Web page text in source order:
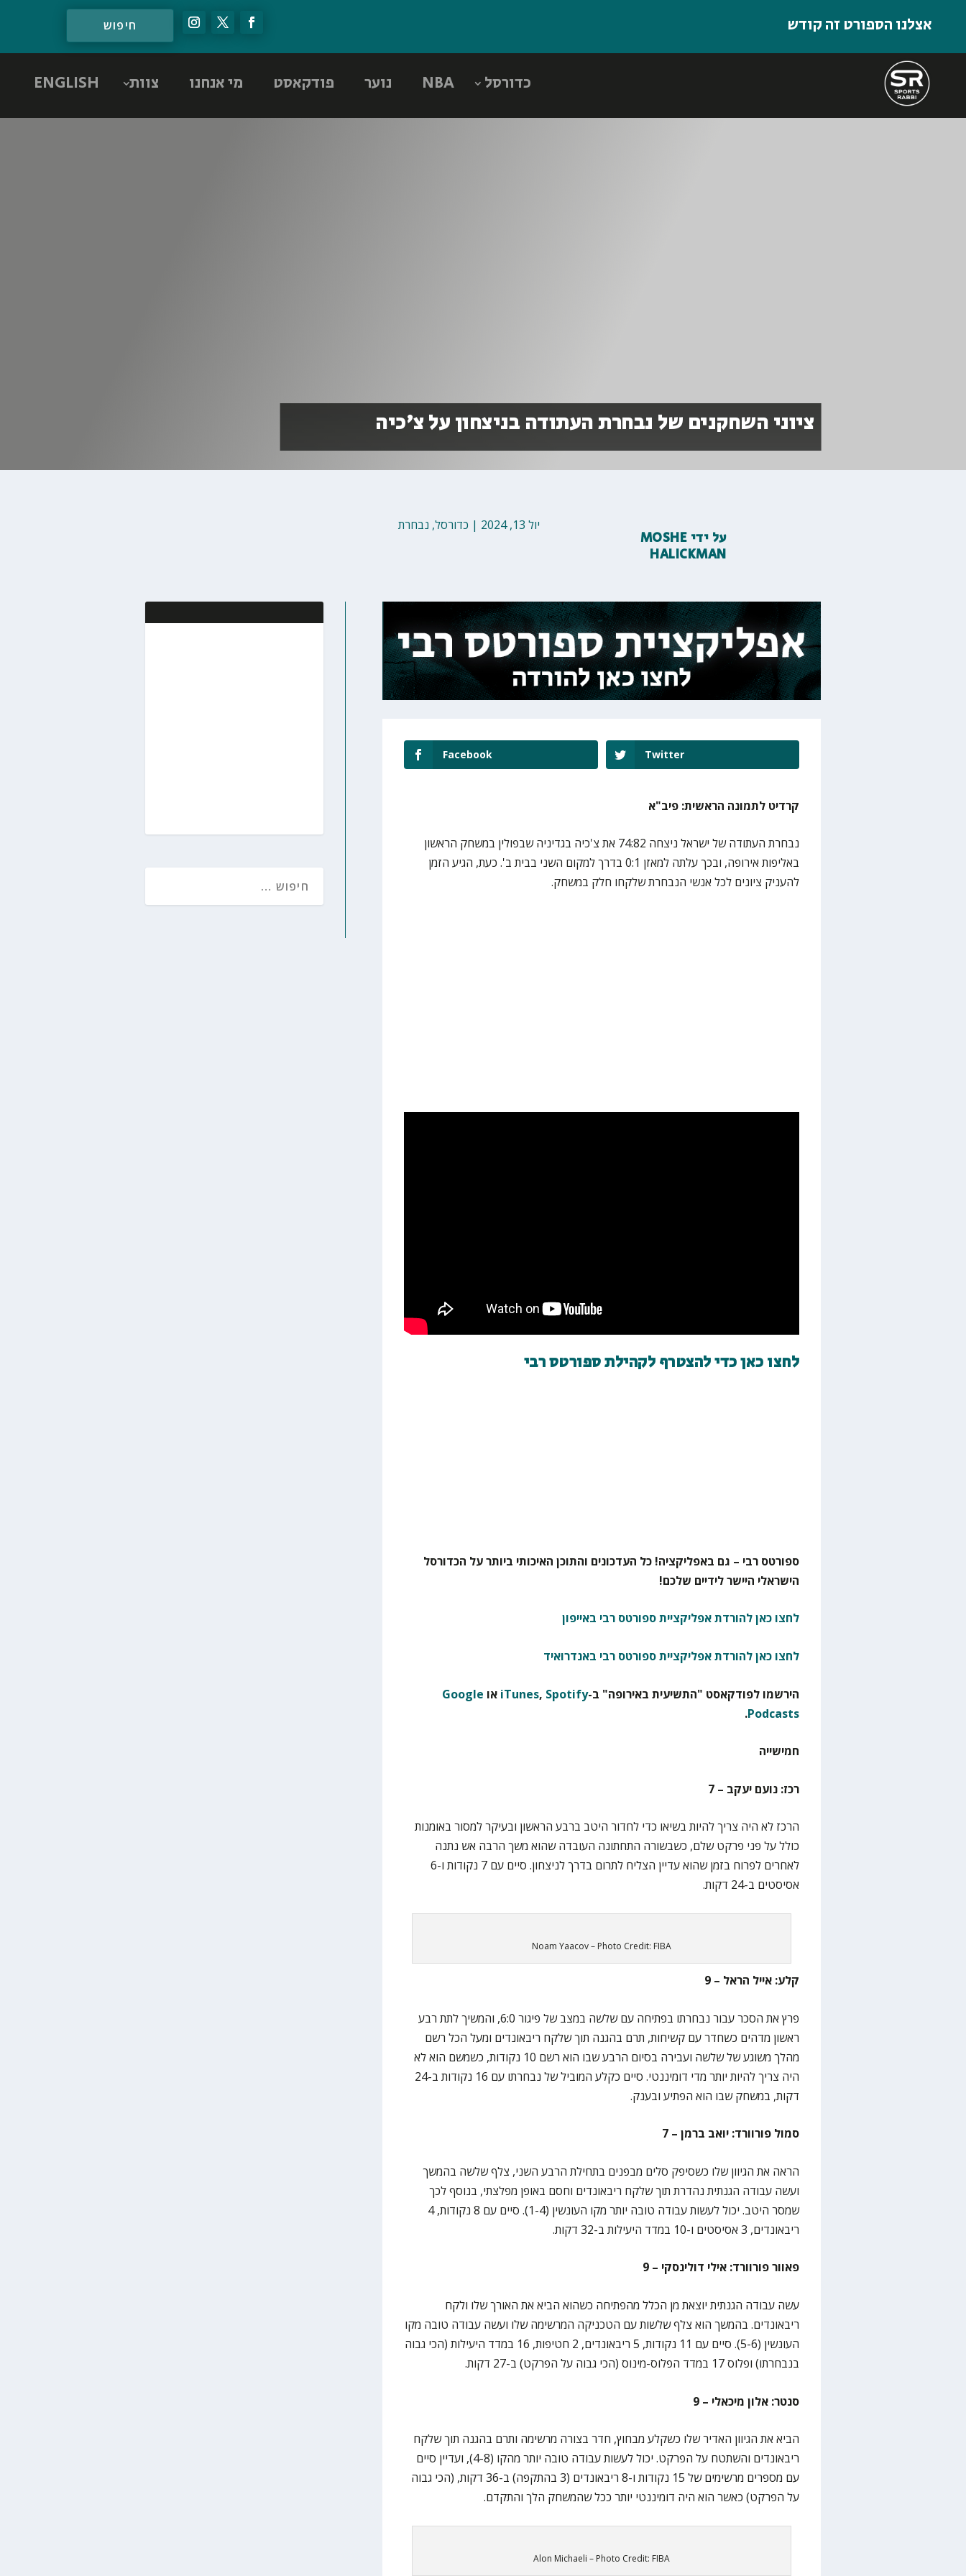
אצלנו הספורט זה קודש
כדורסל NBA נוער פודקאסט מי אנחנו צוות ENGLISH
ציוני השחקנים של נבחרת העתודה בניצחון על צ'כיה
יול 13, 2024 | כדורסל, נבחרת
על ידי MOSHE
HALICKMAN
Facebook Twitter
קרדיט לתמונה הראשית: פיב"א
נבחרת העתודה של ישראל ניצחה 74:82 את צ'כיה בגדיניה שבפולין במשחק הראשון
באליפות אירופה, ובכך עלתה למאזן 0:1 בדרך למקום השני בבית ב'. כעת, הגיע הזמן
להעניק ציונים לכל אנשי הנבחרת שלקחו חלק במשחק.
לחצו כאן כדי להצטרף לקהילת ספורטס רבי
ספורטס רבי – גם באפליקציה! כל העדכונים והתוכן האיכותי ביותר על הכדורסל
הישראלי היישר לידיים שלכם!
לחצו כאן להורדת אפליקציית ספורטס רבי באייפון
לחצו כאן להורדת אפליקציית ספורטס רבי באנדרואיד
הירשמו לפודקאסט "התשיעית באירופה" ב- iTunes, Spotify או Google
Podcasts
.
חמישייה
רכז: נועם יעקב – 7
הרכז לא היה צריך להיות בשיאו כדי לחדור היטב ברבע הראשון ובעיקר למסור באומנות
כולל על פני פרקט שלם, כשבשורה התחתונה העובדה שהוא משך הרבה אש נתנה
לאחרים לפרוח בזמן שהוא עדיין הצליח לתרום בדרך לניצחון. סיים עם 7 נקודות ו-6
אסיסטים ב-24 דקות.
Noam Yaacov – Photo Credit: FIBA
קלע: אייל הראל – 9
פרץ את הסכר עבור נבחרתו בפתיחה עם שלשה במצב של פיגור 6:0, והמשיך לתת רבע
ראשון מדהים כשחדר עם קשיחות, תרם בהגנה תוך שלקח ריבאונדים ומעל הכל רשם
מהלך משוגע של שלשה ועבירה בסיום הרבע שבו הוא רשם 10 נקודות, כשמשם הוא לא
היה צריך להיות יותר מדי דומיננטי. סיים כקלע המוביל של נבחרתו עם 16 נקודות ב-24
דקות, במשחק שבו הוא הפתיע ובענק.
סמול פורוורד: יואב ברמן – 7
הראה את הגיוון שלו כשסיפק סלים מבפנים בתחילת הרבע השני, צלף שלשה בהמשך
ועשה עבודה הגנתית נהדרת תוך שלקח ריבאונדים וחסם באופן מפלצתי, בנוסף לכך
שמסר היטב. יכול לעשות עבודה טובה יותר מקו העונשין (1-4). סיים עם 8 נקודות, 4
ריבאונדים, 3 אסיסטים ו-10 במדד היעילות ב-32 דקות.
פאוור פורוורד: אילי דולינסקי – 9
עשה עבודה הגנתית יוצאת מן הכלל מהפתיחה כשהוא הביא את האורך שלו ולקח
ריבאונדים. בהמשך הוא צלף שלשות עם הטכניקה המרשימה שלו ועשה עבודה טובה מקו
העונשין (5-6). סיים עם 11 נקודות, 5 ריבאונדים, 2 חטיפות, 16 במדד היעילות (הכי גבוה
בנבחרתו) ופלוס 17 במדד הפלוס-מינוס (הכי גבוה על הפרקט) ב-27 דקות.
סנטר: אלון מיכאלי – 9
הביא את הגיוון האדיר שלו כשקלע מבחוץ, חדר בצורה מרשימה ותרם בהגנה תוך שלקח
ריבאונדים והשתטח על הפרקט. יכול לעשות עבודה טובה יותר מהקו (4-8), ועדיין סיים
עם מספרים מרשימים של 15 נקודות ו-8 ריבאונדים (3 בהתקפה) ב-36 דקות, (הכי גבוה
על הפרקט) כאשר הוא היה דומיננטי יותר ככל שהמשחק הלך והתקדם.
Alon Michaeli – Photo Credit: FIBA